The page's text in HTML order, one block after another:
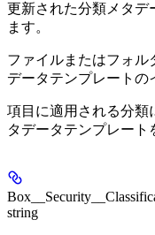
更新された分類メタデ
ます。
ファイルまたはフォル
データテンプレートの
項目に適用される分類
タデータテンプレート
string